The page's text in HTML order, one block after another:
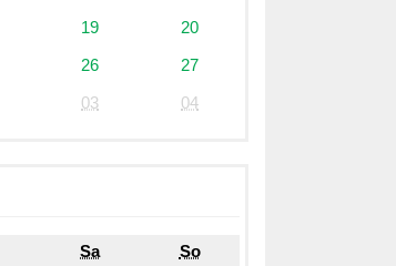
19
20
26
27
03 04
Sa
So